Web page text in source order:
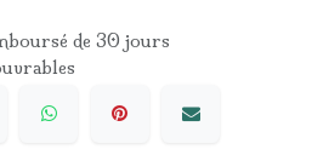
de 30 jours